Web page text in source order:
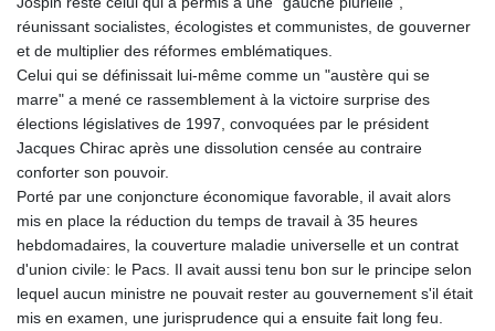
réunissant socialistes, écologistes et communistes, de gouverner
et de multiplier des réformes emblématiques.
Celui qui se définissait lui-même comme un "austère qui se
marre" a mené ce rassemblement à la victoire surprise des
élections législatives de 1997, convoquées par le président
Jacques Chirac après une dissolution censée au contraire
conforter son pouvoir.
Porté par une conjoncture économique favorable, il avait alors
mis en place la réduction du temps de travail à 35 heures
hebdomadaires, la couverture maladie universelle et un contrat
d'union civile: le Pacs. Il avait aussi tenu bon sur le principe selon
lequel aucun ministre ne pouvait rester au gouvernement s'il était
mis en examen, une jurisprudence qui a ensuite fait long feu.